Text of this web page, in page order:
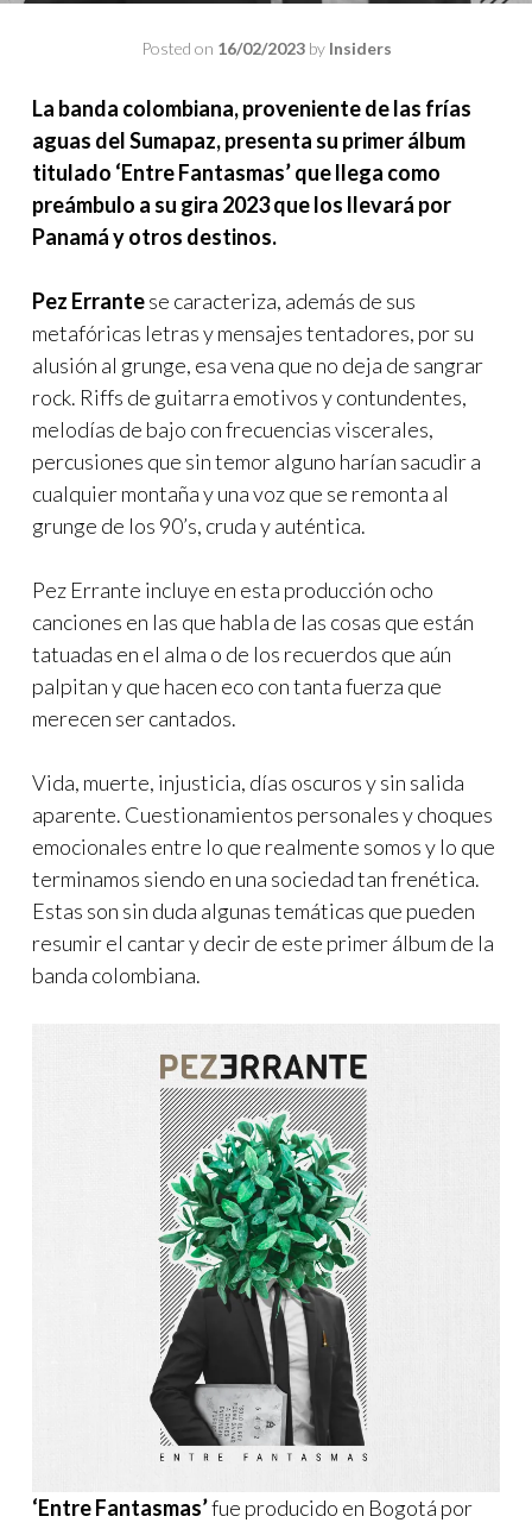
Posted on 16/02/2023by Insiders
La banda colombiana, proveniente de las frías
aguas del Sumapaz, presenta su primer álbum
titulado ‘Entre Fantasmas’ que llega como
preámbulo a su gira 2023 que los llevará por
Panamá y otros destinos.
Pez Errantese caracteriza, además de sus
metafóricas letras y mensajes tentadores, por su
alusión al grunge, esa vena que no deja de sangrar
rock. Riffs de guitarra emotivos y contundentes,
melodías de bajo con frecuencias viscerales,
percusiones que sin temor alguno harían sacudir a
cualquier montaña y una voz que se remonta al
grunge de los 90’s, cruda y auténtica.
Pez Errante incluye en esta producción ocho
canciones en las que habla de las cosas que están
tatuadas en el alma o de los recuerdos que aún
palpitan y que hacen eco con tanta fuerza que
merecen ser cantados.
Vida, muerte, injusticia, días oscuros y sin salida
aparente. Cuestionamientos personales y choques
emocionales entre lo que realmente somos y lo que
terminamos siendo en una sociedad tan frenética.
Estas son sin duda algunas temáticas que pueden
resumir el cantar y decir de este primer álbum de la
banda colombiana.
‘Entre Fantasmas’fue producido en Bogotá por